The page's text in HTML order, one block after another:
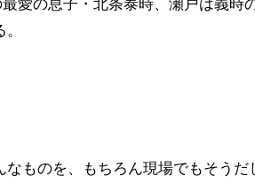
ものを、もちろん現場でもそうだ